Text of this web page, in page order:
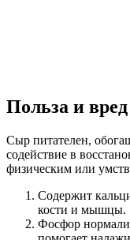
Польза и
Сыр питателен,
содействие в
физическим или
Содержит
кости и мышцы.
Фосфор